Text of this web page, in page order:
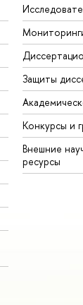
Защиты
Конкурсы и
Внешние
ресурсы